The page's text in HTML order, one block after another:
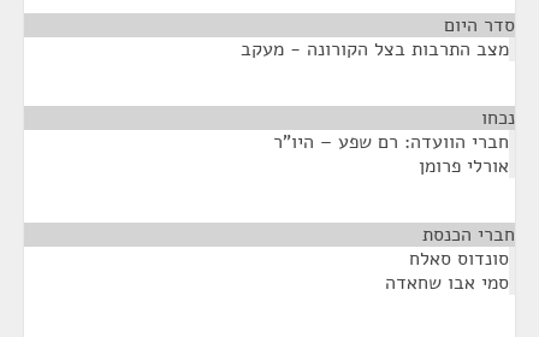
סדר היום
מצב התרבות בצל הקורונה - מעקב
נכחו
חברי הוועדה: רם שפע – היו"ר
אורלי פרומן
חברי הכנסת
סונדוס סאלח
סמי אבו שחאדה